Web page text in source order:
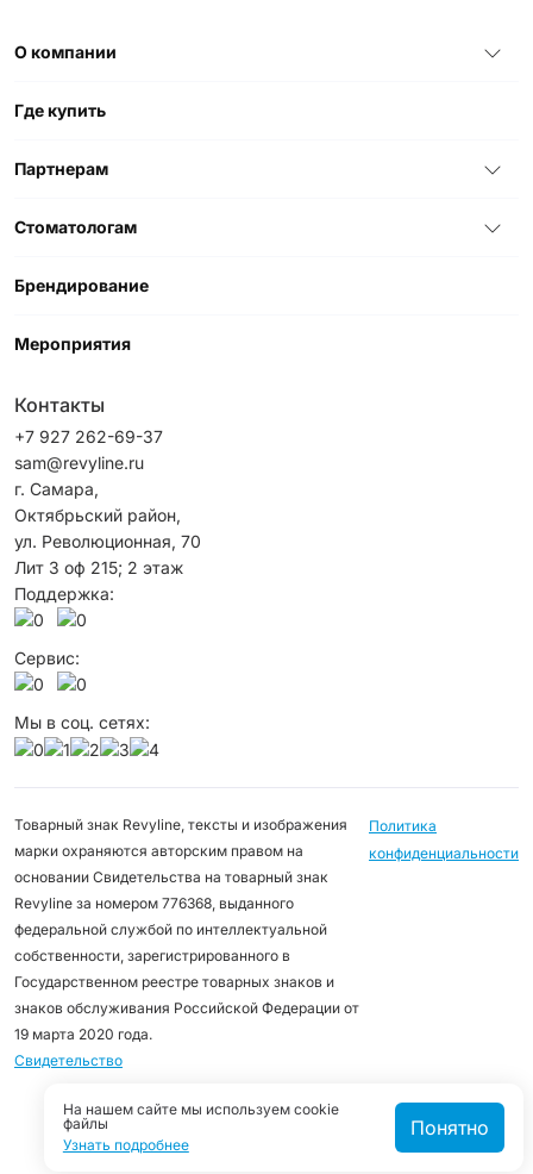
О компании
Где купить
Партнерам
Стоматологам
Брендирование
Мероприятия
Контакты
+7 927 262-69-37
sam@revyline.ru
г. Самара,
Октябрьский район, ​
ул. Революционная, 70
Лит 3 оф 215; 2 этаж
Поддержка:
Сервис:
Мы в соц. сетях:
Товарный знак Revyline, тексты и изображения
марки охраняются авторским правом на
основании Свидетельства на товарный знак
Revyline за номером 776368, выданного
федеральной службой по интеллектуальной
собственности, зарегистрированного в
Государственном реестре товарных знаков и
знаков обслуживания Российской Федерации от
19 марта 2020 года.
Свидетельство
Политика
конфиденциальности
На нашем сайте мы используем cookie
файлы
Узнать подробнее
Понятно